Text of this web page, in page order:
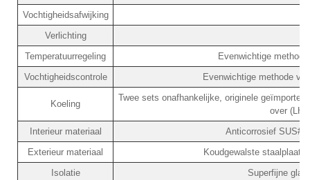
Vochtigheidsafwijking
Verlichting
Temperatuurregeling
Evenwichtige
Vochtigheidscontrole
Evenwichtige methode
Koeling
Twee sets onafhankelijke, originele
over
Interieur materiaal
Anticorrosief
Exterieur materiaal
Koudgewalste staalplaat
Isolatie
Superfijne